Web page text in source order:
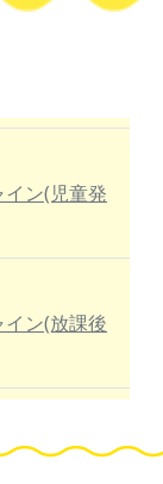
ン(児童発
ン(放課後
童発達支